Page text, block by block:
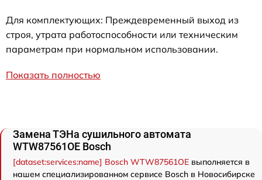
Для комплектующих: Преждевременный выход из
строя, утрата работоспособности или техническим
параметрам при нормальном использовании.
Показать полностью
Замена ТЭНа сушильного автомата
WTW87561OE Bosch
[dataset:services:name] Bosch WTW87561OE выполняется в
нашем специализированном сервисе Bosch в Новосибирске